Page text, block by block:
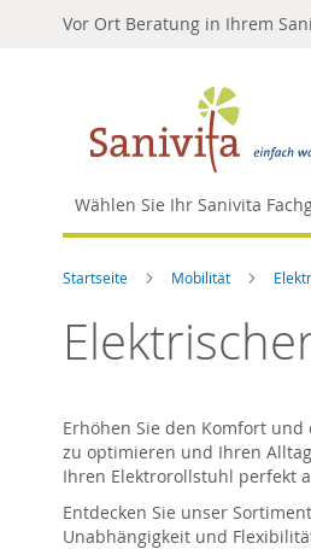
Vor Ort Beratung in Ihrem
Wählen Sie Ihr Sanivita
Startseite Mobilität
Erhöhen Sie den Komfort
zu optimieren und Ihren
Ihren Elektrorollstuhl perfekt
Entdecken Sie unser
Unabhängigkeit und